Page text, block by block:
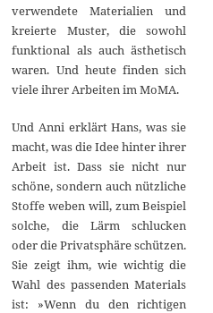
verwendete Materialien und
kreierte Muster, die sowohl
funktional als auch ästhetisch
waren. Und heute finden sich
viele ihrer Arbeiten im MoMA.
Und Anni erklärt Hans, was sie
macht, was die Idee hinter ihrer
Arbeit ist. Dass sie nicht nur
schöne, sondern auch nützliche
Stoffe weben will, zum Beispiel
solche, die Lärm schlucken
oder die Privatsphäre schützen.
Sie zeigt ihm, wie wichtig die
Wahl des passenden Materials
ist: »Wenn du den richtigen